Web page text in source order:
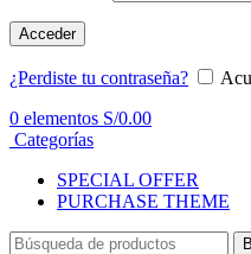
Acceder
¿Perdiste tu contraseña?
0 elementos S/0.00
Categorías
SPECIAL OFFER
PURCHASE THEME